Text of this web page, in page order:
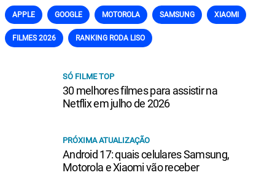
APPLE GOOGLE MOTOROLA SAMSUNG XIAOMI
FILMES 2026 RANKING RODA LISO
SÓ FILME TOP
30 melhores filmes para assistir na
Netflix em julho de 2026
PRÓXIMA ATUALIZAÇÃO
Android 17: quais celulares Samsung,
Motorola e Xiaomi vão receber